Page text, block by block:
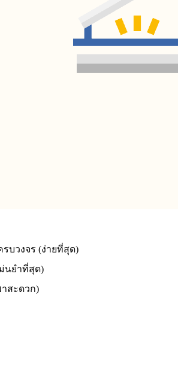
บวงจร (ง่ายที่สุด)
นยำที่สุด)
สะดวก)